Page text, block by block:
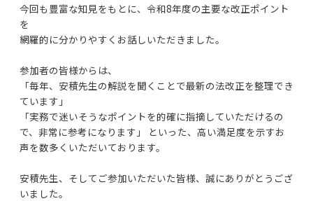
今回も豊富な知見をもとに、令和8年度の主要な改正ポイント
を
網羅的に分かりやすくお話しいただきました。
参加者の皆様からは、
「毎年、安積先生の解説を聞くことで最新の法改正を整理でき
ています」
「実務で迷いそうなポイントを的確に指摘していただけるの
で、非常に参考になります」 といった、高い満足度を示すお
声を数多くいただいております。
安積先生、そしてご参加いただいた皆様、誠にありがとうござ
いました。